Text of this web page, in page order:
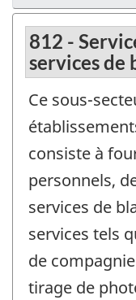
812 -
services de
Ce sous-
consiste à
personnels,
services de
services tels
de
tirage de